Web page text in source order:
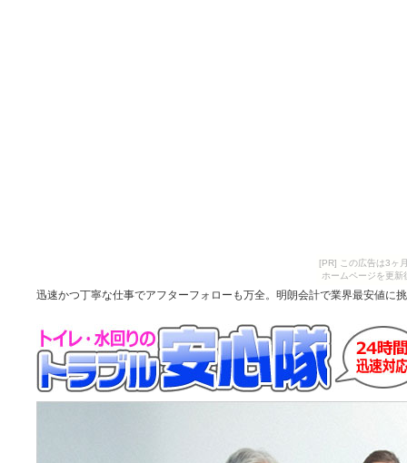
[PR] この広告は3ヶ
ホームページを更
迅速かつ丁寧な仕事でアフターフォローも万全。明朗会計で業界最安値に